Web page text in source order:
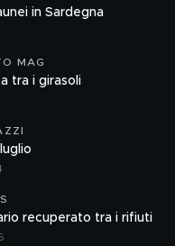
in Sardegna
MAG
tra i girasoli
recuperato tra i rifiuti